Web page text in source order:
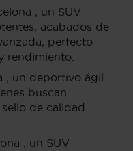
, un SUV
acabados de
perfecto
rendimiento.
, un deportivo ágil
buscan
de calidad
, un SUV